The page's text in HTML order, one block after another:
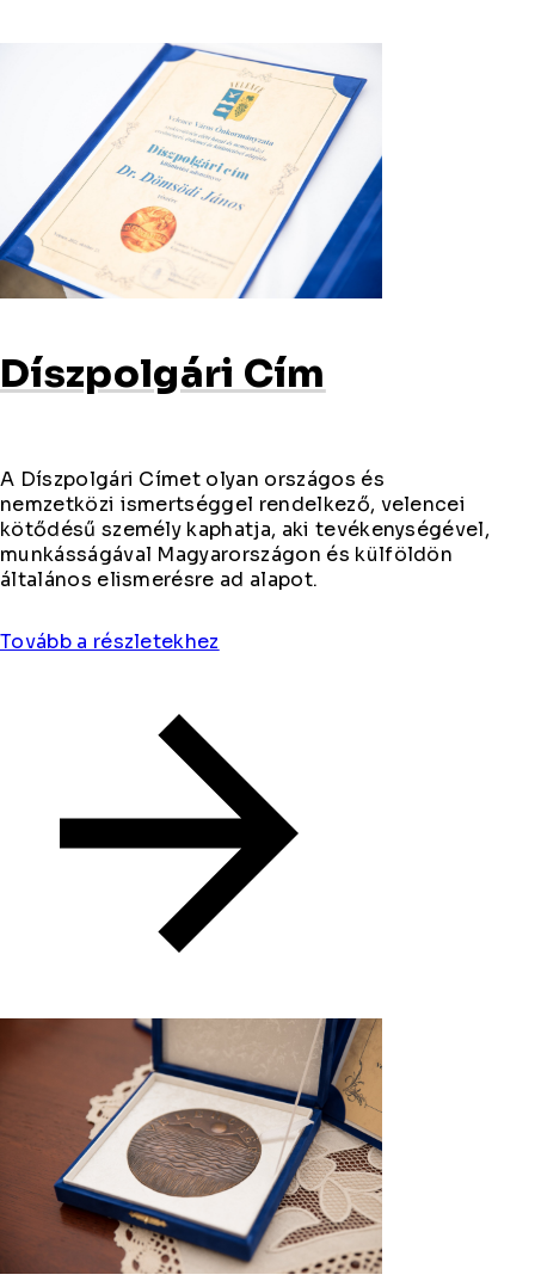
Díszpolgári Cím
A Díszpolgári Címet olyan országos és
nemzetközi ismertséggel rendelkező, velencei
kötődésű személy kaphatja, aki tevékenységével,
munkásságával Magyarországon és külföldön
általános elismerésre ad alapot.
Tovább a részletekhez